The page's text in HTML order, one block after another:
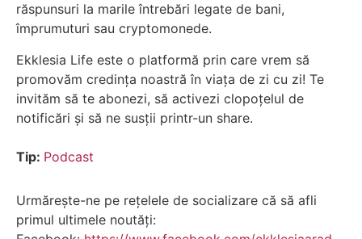
răspunsuri la marile întrebări legate de bani,
împrumuturi sau cryptomonede.
Ekklesia Life este o platformă prin care vrem să
promovăm credința noastră în viața de zi cu zi! Te
invităm să te abonezi, să activezi clopoțelul de
notificări și să ne susții printr-un share.
Tip: Podcast
Urmărește-ne pe rețelele de socializare că să afli
primul ultimele noutăți: